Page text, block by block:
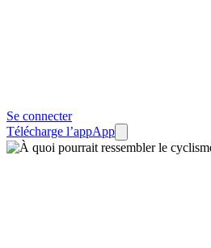
Se connecter
Télécharge l’appApp